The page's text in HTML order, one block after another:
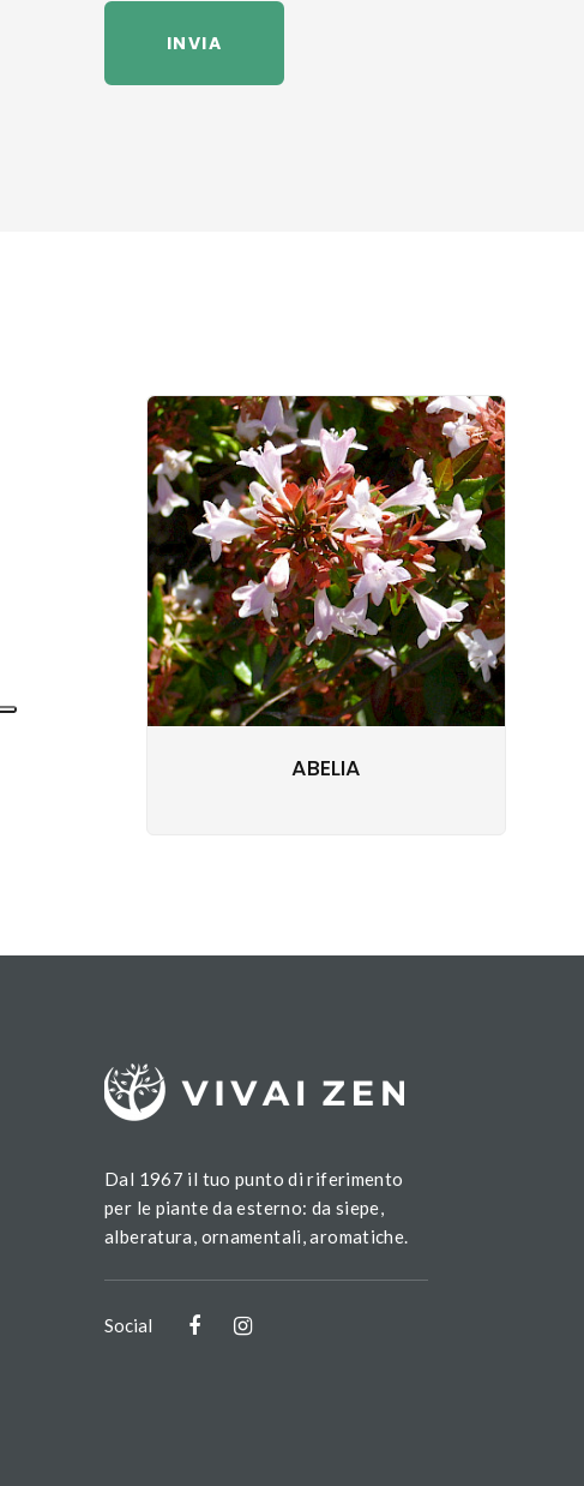
INVIA
ABELIA
Dal 1967 il tuo punto di riferimento
per le piante da esterno: da siepe,
alberatura, ornamentali, aromatiche.
Social